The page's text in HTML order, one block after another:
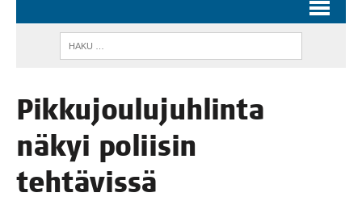
Pik­ku­jou­lu­juh­lin­ta
näkyi polii­sin
tehtävissä